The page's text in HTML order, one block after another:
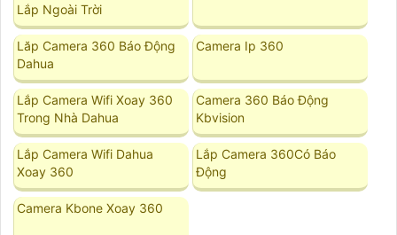
Lắp Ngoài Trời
Lăp Camera 360 Báo Động
Dahua
Camera Ip 360
Lắp Camera Wifi Xoay 360
Trong Nhà Dahua
Camera 360 Báo Động
Kbvision
Lắp Camera Wifi Dahua
Xoay 360
Lắp Camera 360Có Báo
Động
Camera Kbone Xoay 360